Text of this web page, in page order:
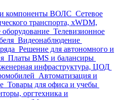
компоненты ВОЛС Сетевое
транспорта, xWDM,
оборудование Телевизионное
Видеонаблюдение
Решение для автономного и
Платы BMS и балансиры
инфраструктура, ЦОД
Автоматизация и
Товары для офиса и учебы
оргтехника и